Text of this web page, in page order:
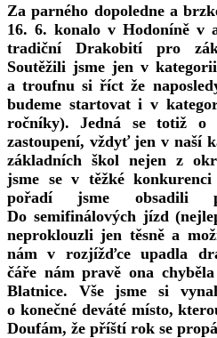
Za parného dopoledne a
16. 6. konalo v Hodoníně v
tradiční Drakobití pro
Soutěžili jsme jen v
a troufnu si říct že
budeme startovat i v
ročníky). Jedná se totiž o
zastoupení, vždyť jen v naší
základních škol nejen z
jsme se v těžké
pořadí jsme obsadili
Do semifinálových jízd
neproklouzli jen těsně a
nám v rozjížďce upadla
čáře nám pravě ona
Blatnice. Vše jsme si
o konečné deváté místo,
Doufám, že příští rok se